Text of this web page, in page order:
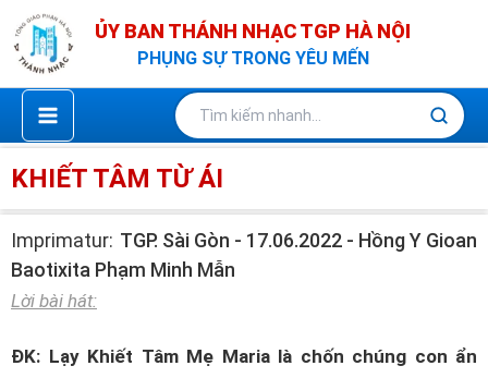
Nhảy
tới
nội
dung
ỦY BAN THÁNH NHẠC TGP HÀ NỘI
PHỤNG SỰ TRONG YÊU MẾN
KHIẾT TÂM TỪ ÁI
Imprimatur: TGP. Sài Gòn - 17.06.2022 - Hồng Y Gioan
Baotixita Phạm Minh Mẫn
Lời bài hát:
ĐK: Lạy Khiết Tâm Mẹ Maria là chốn chúng con ẩn